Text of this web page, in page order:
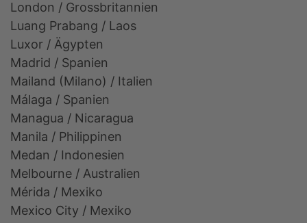
London / Grossbritannien
Luang Prabang / Laos
Luxor / Ägypten
Madrid / Spanien
Mailand (Milano) / Italien
Málaga / Spanien
Managua / Nicaragua
Manila / Philippinen
Medan / Indonesien
Melbourne / Australien
Mérida / Mexiko
Mexico City / Mexiko